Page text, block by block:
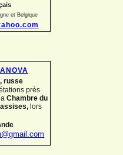
et Belgique
russe
près
Chambre du
lors